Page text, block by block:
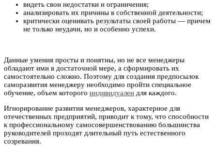
видеть свои недостатки и ограничения;
анализировать их причины в собственной деятельности;
критически оценивать результаты своей работы — причем
не только неудачи, но и особенно успехи.
Данные умения просты и понятны, но не все менеджеры
обладают ими в достаточной мере, а сформировать их
самостоятельно сложно. Поэтому для создания предпосылок
саморазвития менеджеру необходимо пройти специальное
обучение, объем которого индивидуален для каждого.
Игнорирование развития менеджеров, характерное для
отечественных предприятий, приводит к тому, что способности
к профессиональному самосовершенствованию большинства
руководителей проходят длительный путь естественного
созревания.